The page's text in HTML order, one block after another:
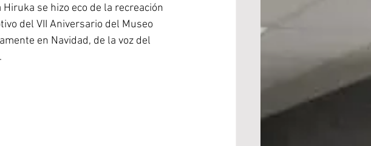
se hizo eco de la recreación
del VII Aniversario del Museo
en Navidad, de la voz del